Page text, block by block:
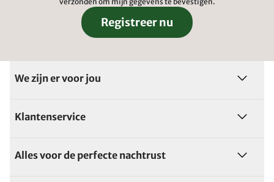
Registreer nu
We zijn er voor jou
Klantenservice
Alles voor de perfecte nachtrust